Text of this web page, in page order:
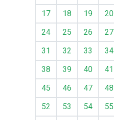
17
18 19 20
24
25 26 27
31
32 33 34
38
39 40 41
45
46 47 48
52
53 54 55